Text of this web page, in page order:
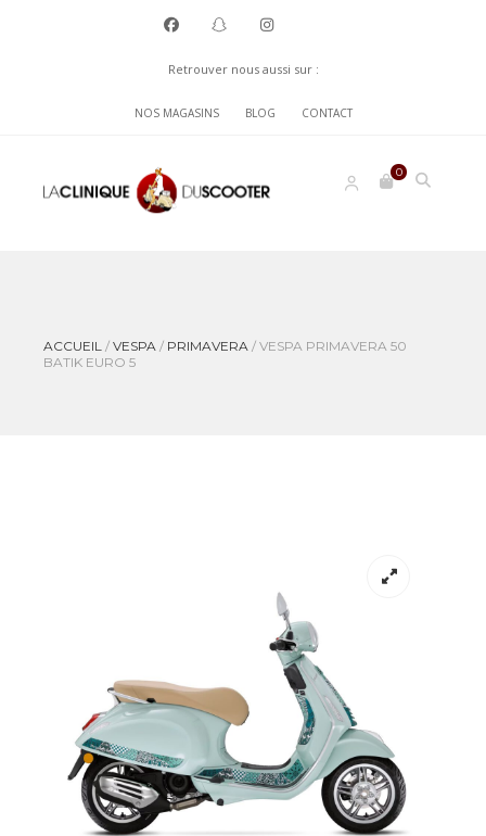
Retrouver nous aussi sur :
NOS MAGASINS BLOG CONTACT
0
ACCUEIL / VESPA / PRIMAVERA / VESPA PRIMAVERA 50
BATIK EURO 5